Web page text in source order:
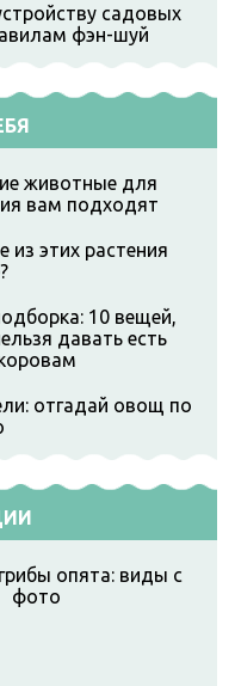
садовых
фэн-шуй
животные для
вам подходят
из этих растения
10 вещей,
давать есть
отгадай овощ по
опята: виды с
фото